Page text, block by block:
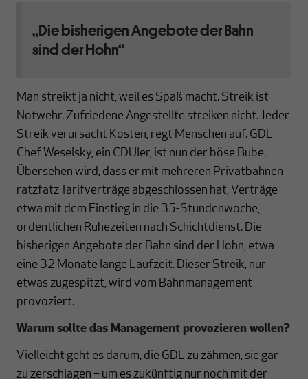
„Die bisherigen Angebote der Bahn
sind der Hohn“
Man streikt ja nicht, weil es Spaß macht. Streik ist
Notwehr. Zufriedene Angestellte streiken nicht. Jeder
Streik verursacht Kosten, regt Menschen auf. GDL-
Chef Weselsky, ein CDUler, ist nun der böse Bube.
Übersehen wird, dass er mit mehreren Privatbahnen
ratzfatz Tarifverträge abgeschlossen hat, Verträge
etwa mit dem Einstieg in die 35-Stundenwoche,
ordentlichen Ruhezeiten nach Schichtdienst. Die
bisherigen Angebote der Bahn sind der Hohn, etwa
eine 32 Monate lange Laufzeit. Dieser Streik, nur
etwas zugespitzt, wird vom Bahnmanagement
provoziert.
Warum sollte das Management provozieren wollen?
Vielleicht geht es darum, die GDL zu zähmen, sie gar
zu zerschlagen – um es zukünftig nur noch mit der